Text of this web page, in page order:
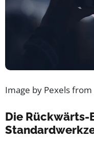
Image by Pexels from
Die Rückwärts-